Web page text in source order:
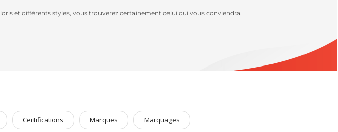
et différents styles, vous trouverez certainement celui qui vous conviendra.
Certifications Marques Marquages